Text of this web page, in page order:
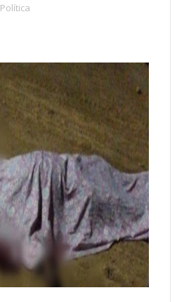
Política